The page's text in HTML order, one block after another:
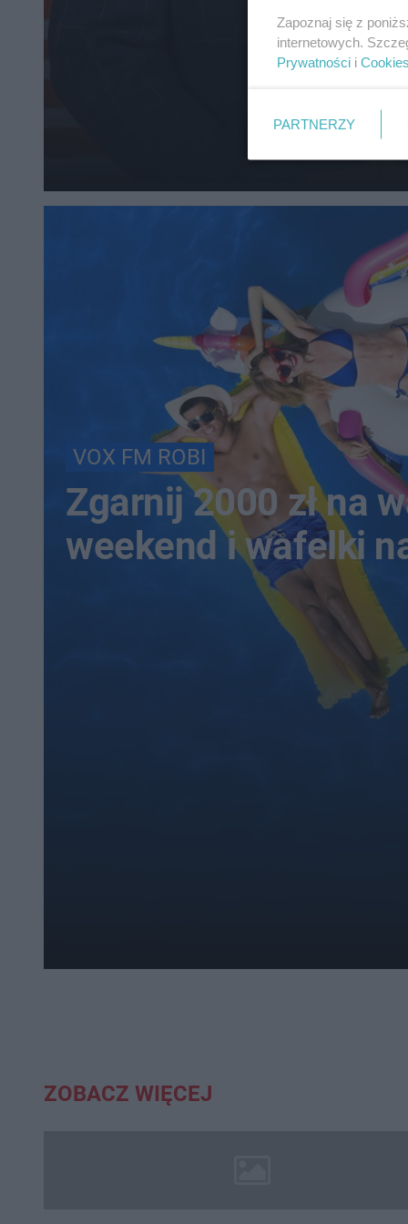
VOX FM ROBI
Zgarnij 2000 zł na
weekend i wafelki
ZOBACZ WIĘCEJ
Zapoznaj się z
internetowych.
Prywatności i Cookies
PARTNERZY